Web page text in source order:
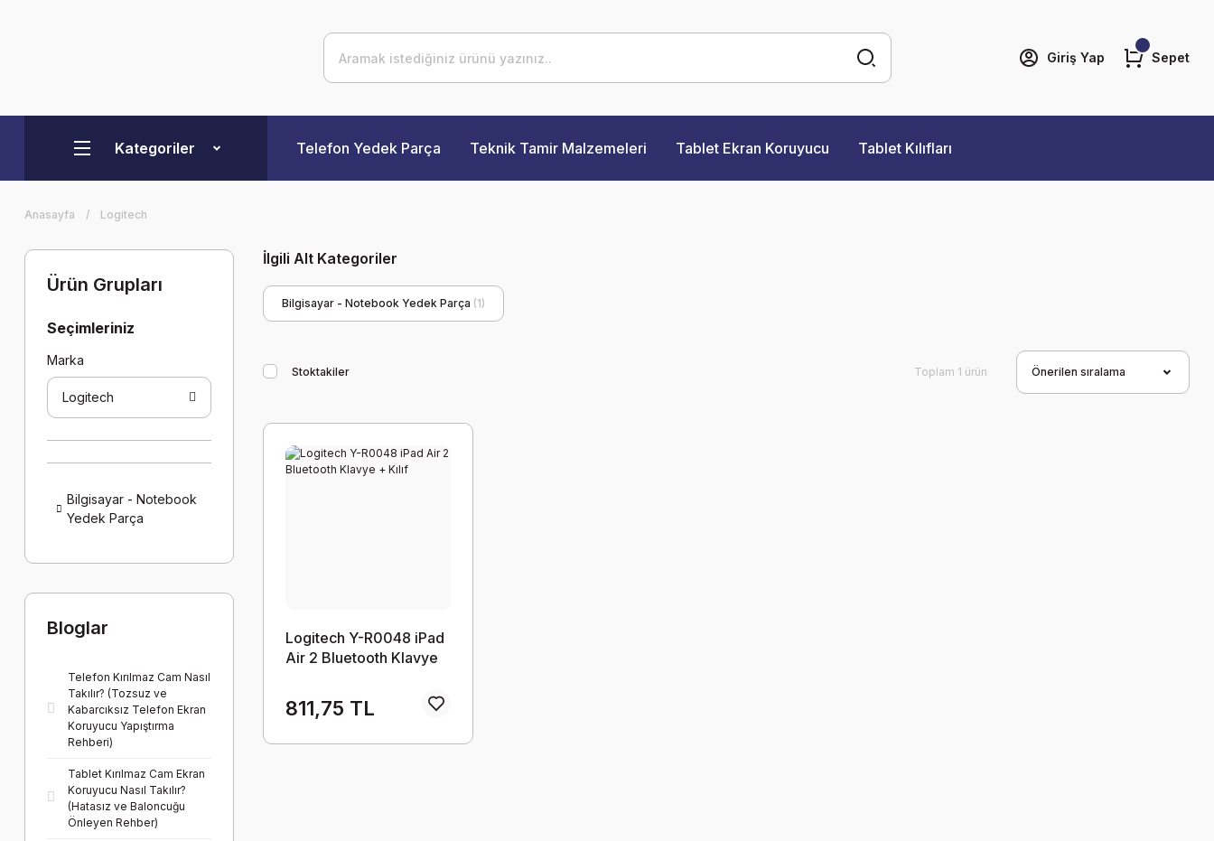
Giriş Yap Sepet
Kategoriler Telefon Yedek Parça Teknik Tamir Malzemeleri Tablet Ekran Koruyucu Tablet Kılıfları
Anasayfa Logitech
Ürün Grupları
Seçimleriniz
Marka
Logitech
Bilgisayar - Notebook
Yedek Parça
Bloglar
Telefon Kırılmaz Cam Nasıl
Takılır? (Tozsuz ve
Kabarcıksız Telefon Ekran
Koruyucu Yapıştırma
Rehberi)
Tablet Kırılmaz Cam Ekran
Koruyucu Nasıl Takılır?
(Hatasız ve Baloncuğu
Önleyen Rehber)
İlgili Alt Kategoriler
Bilgisayar - Notebook Yedek Parça (1)
Stoktakiler Toplam 1 ürün
Logitech Y-R0048 iPad
Air 2 Bluetooth Klavye
811,75 TL